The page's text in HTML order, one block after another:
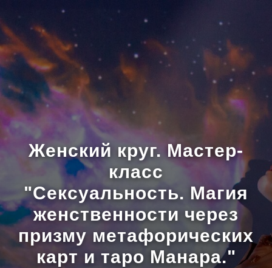
Женский круг. Мастер-
класс
"Сексуальность. Магия
женственности через
призму метафорических
карт и таро Манара."